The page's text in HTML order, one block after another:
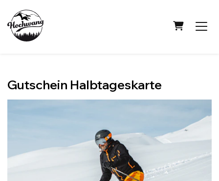
Gutschein Halbtageskarte